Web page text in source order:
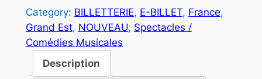
5
0
Category: BILLETTERIE, E-BILLET, France
Grand Est, NOUVEAU, Spectacles /
Comédies Musicales
Description